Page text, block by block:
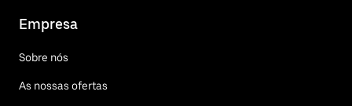
Empresa
Sobre nós
As nossas ofertas